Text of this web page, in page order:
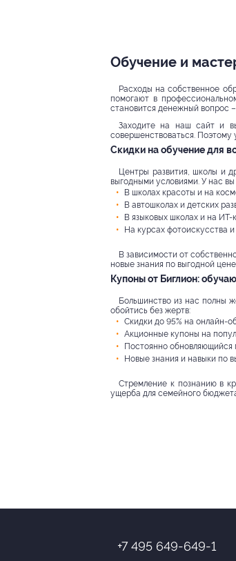
Обучение и
Расходы на собственное
помогают в
становится денежный вопрос
Заходите на наш сайт и
совершенствоваться. Поэтому
Скидки на обучение для
Центры развития, школы и
выгодными условиями. У нас
В школах красоты и на
В автошколах и детских
В языковых школах и на ИТ-
На курсах фотоискусства
В зависимости от
новые знания по выгодной
Купоны от Биглион:
Большинство из нас полны
обойтись без жертв:
Скидки до 95% на онлайн-
Акционные купоны на
Постоянно обновляющийся
Новые знания и навыки по
Стремление к познанию в
ущерба для семейного
+7 495 649-649-1